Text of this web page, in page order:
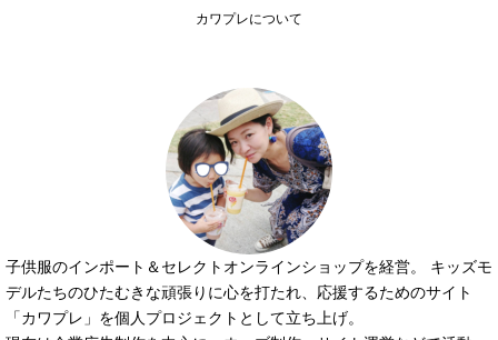
カワプレについて
子供服のインポート＆セレクトオンラインショップを経営。 キッズモ
デルたちのひたむきな頑張りに心を打たれ、応援するためのサイト
「カワプレ」を個人プロジェクトとして立ち上げ。